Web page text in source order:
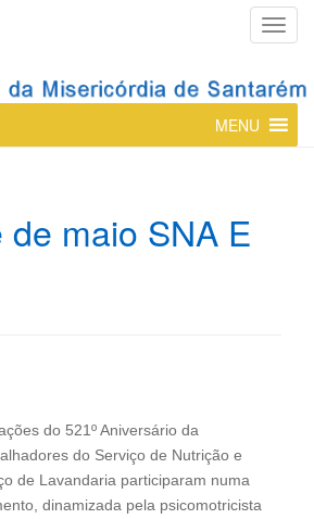
T
g
g
l
e
MENU
de maio SNA E
do 521º Aniversário da
do Serviço de Nutrição e
de Lavandaria participaram numa
dinamizada pela psicomotricista